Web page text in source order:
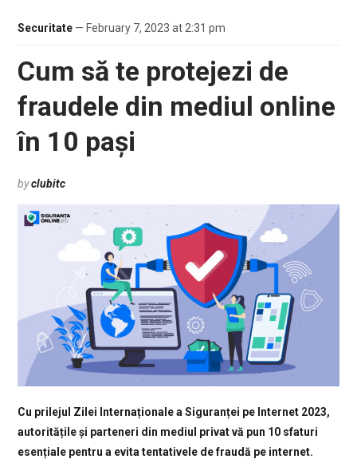
Securitate— February 7, 2023 at 2:31 pm
Cum să te protejezi de
fraudele din mediul online
în 10 pași
byclubitc
Cu prilejul Zilei Internaționale a Siguranței pe Internet 2023,
autoritățile și parteneri din mediul privat vă pun 10 sfaturi
esențiale pentru a evita tentativele de fraudă pe internet.